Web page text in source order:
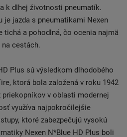
k dlhej životnosti pneumatík.
je jazda s pneumatikami Nexen
tichá a pohodlná, čo ocenia najmä
cestách.
Plus sú výsledkom dlhodobého
ktorá bola založená v roku 1942
priekopníkov v oblasti modernej
využíva najpokročilejšie
ktoré zabezpečujú vysokú
Nexen N*Blue HD Plus boli